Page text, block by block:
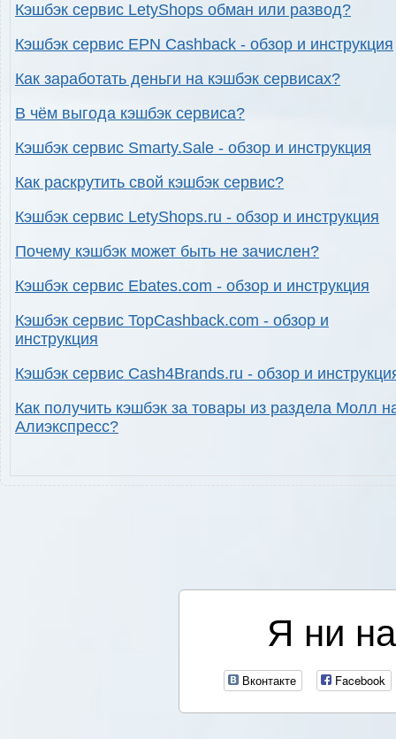
Кэшбэк сервис LetyShops обман или развод?
Кэшбэк сервис EPN Cashback - обзор и инструкция
Как заработать деньги на кэшбэк сервисах?
В чём выгода кэшбэк сервиса?
Кэшбэк сервис Smarty.Sale - обзор и инструкция
Как раскрутить свой кэшбэк сервис?
Кэшбэк сервис LetyShops.ru - обзор и инструкция
Почему кэшбэк может быть не зачислен?
Кэшбэк сервис Ebates.com - обзор и инструкция
Кэшбэк сервис TopCashback.com - обзор и
инструкция
Кэшбэк сервис Cash4Brands.ru - обзор и
Как получить кэшбэк за товары из раздела Молл
Алиэкспресс?
Я ни
Вконтакте Facebook